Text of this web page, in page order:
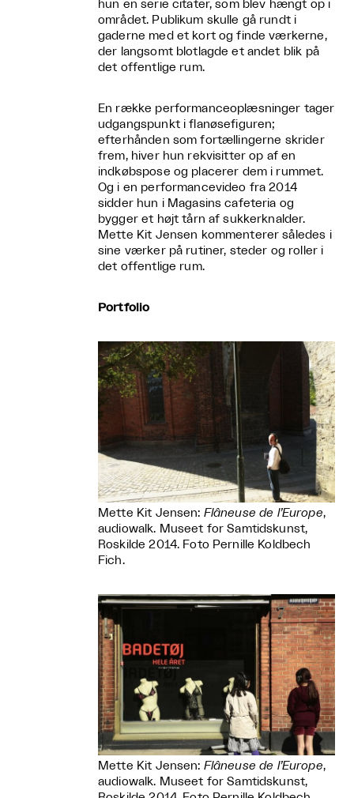
hun en serie citater, som blev hængt op i
området. Publikum skulle gå rundt i
gaderne med et kort og finde værkerne,
der langsomt blotlagde et andet blik på
det offentlige rum.
En række performanceoplæsninger tager
udgangspunkt i flanøsefiguren;
efterhånden som fortællingerne skrider
frem, hiver hun rekvisitter op af en
indkøbspose og placerer dem i rummet.
Og i en performancevideo fra 2014
sidder hun i Magasins cafeteria og
bygger et højt tårn af sukkerknalder.
Mette Kit Jensen kommenterer således i
sine værker på rutiner, steder og roller i
det offentlige rum.
Portfolio
Mette Kit Jensen: Flâneuse de l’Europe,
audiowalk. Museet for Samtidskunst,
Roskilde 2014. Foto Pernille Koldbech
Fich.
Mette Kit Jensen: Flâneuse de l’Europe,
audiowalk. Museet for Samtidskunst,